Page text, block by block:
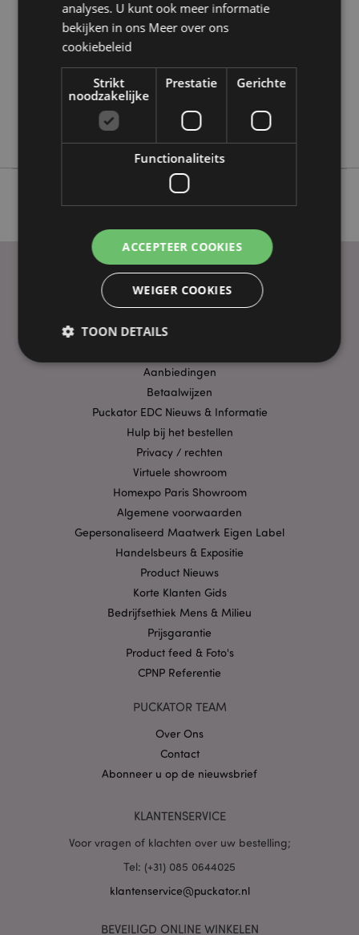
144
0.093000
Ja
PRAKTISCHE LINKS
Bezorging/Verzending
Aanbiedingen
Betaalwijzen
Puckator EDC Nieuws & Informatie
Hulp bij het bestellen
Privacy / rechten
Virtuele showroom
Homexpo Paris Showroom
Algemene voorwaarden
Gepersonaliseerd Maatwerk Eigen Label
Handelsbeurs & Expositie
Product Nieuws
Korte Klanten Gids
Bedrijfsethiek Mens & Milieu
Prijsgarantie
Product feed & Foto's
CPNP Referentie
PUCKATOR TEAM
Over Ons
Contact
Abonneer u op de nieuwsbrief
KLANTENSERVICE
Voor vragen of klachten over uw bestelling;
Tel: (+31) 085 0644025
klantenservice@puckator.nl
BEVEILIGD ONLINE WINKELEN
analyses. U kunt ook meer informatie
bekijken in ons Meer over ons
cookiebeleid
Strikt
noodzakelijke
Prestatie Gerichte
Functionaliteits
ACCEPTEER COOKIES
WEIGER COOKIES
TOON DETAILS
Strikt noodzakelijke Prestatie
Functionaliteits
Strikt noodzakelijke cookies maken
kernfunctionaliteit van de website mogelijk, zoals
gebruikersaanmelding en accountbeheer. Zonder
goed gebruikt worden.
Naam
Domein
CookieScriptConsent
X-Magento-Vary
PHPSESSID
PHP.net
.www.puckator.nl